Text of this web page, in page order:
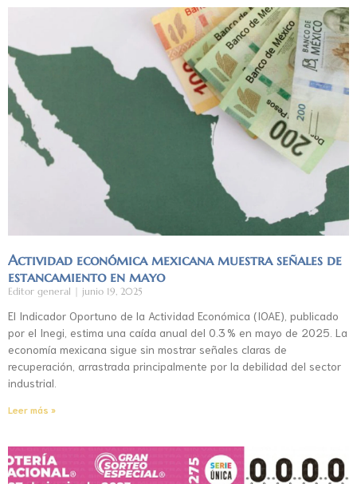
Actividad económica mexicana muestra señales de
estancamiento en mayo
Editor general junio 19, 2025
El Indicador Oportuno de la Actividad Económica (IOAE), publicado
por el Inegi, estima una caída anual del 0.3 % en mayo de 2025. La
economía mexicana sigue sin mostrar señales claras de
recuperación, arrastrada principalmente por la debilidad del sector
industrial.
Leer más »